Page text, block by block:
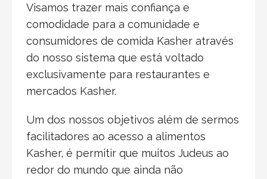
Visamos trazer mais confiança e
comodidade para a comunidade e
consumidores de comida Kasher através
do nosso sistema que está voltado
exclusivamente para restaurantes e
mercados Kasher.
Um dos nossos objetivos além de sermos
facilitadores ao acesso a alimentos
Kasher, é permitir que muitos Judeus ao
redor do mundo que ainda não